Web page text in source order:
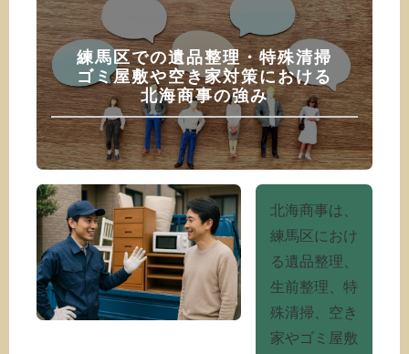
練馬区での遺品整理・特殊清掃
ゴミ屋敷や空き家対策における
北海商事の強み
北海商事は、
練馬区におけ
る遺品整理、
生前整理、特
殊清掃、空き
家やゴミ屋敷